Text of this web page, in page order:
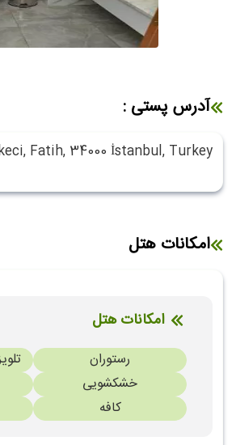
آدرس پستی :
Fatih, 34000 İstanbul, Turkey
امکانات هتل
امکانات هتل
رستوران
خشکشویی
کافه